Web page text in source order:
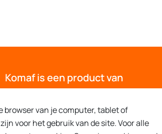
browser van je computer, tablet of
voor het gebruik van de site. Voor alle
Komaf is een product van
Bataljong
JINT